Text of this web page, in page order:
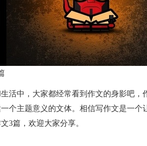
活中，大家都经常看到作文的身影吧，
个主题意义的文体。相信写作文是一个
3篇，欢迎大家分享。